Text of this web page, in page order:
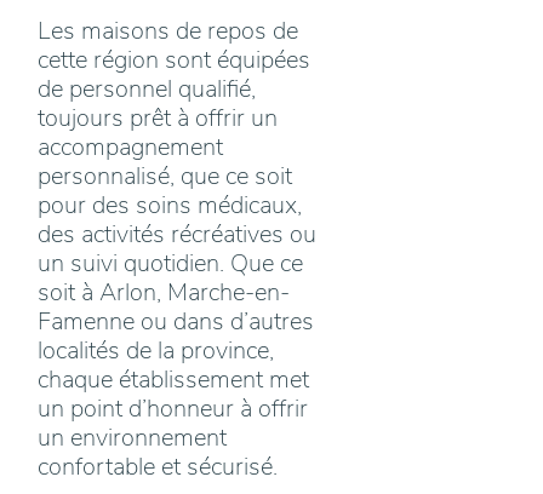
Les maisons de repos de
cette région sont équipées
de personnel qualifié,
toujours prêt à offrir un
accompagnement
personnalisé, que ce soit
pour des soins médicaux,
des activités récréatives ou
un suivi quotidien. Que ce
soit à Arlon, Marche-en-
Famenne ou dans d’autres
localités de la province,
chaque établissement met
un point d’honneur à offrir
un environnement
confortable et sécurisé.